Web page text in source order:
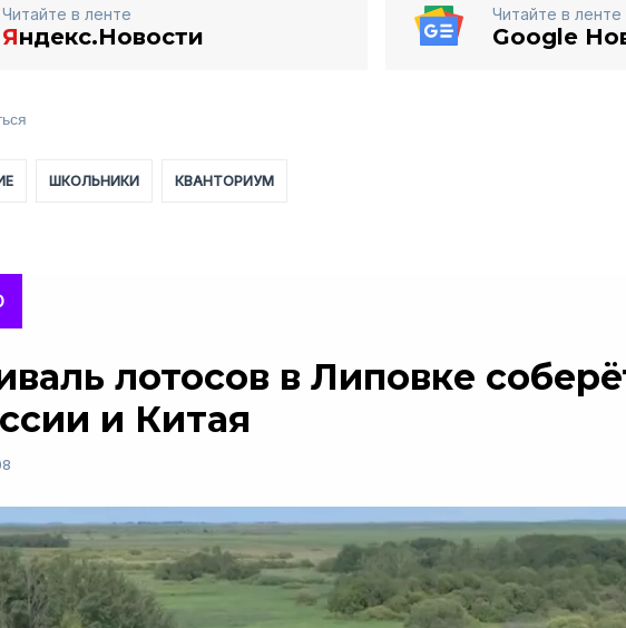
Читайте в ленте
Яндекс.Новости
Читайте в ленте
Google
ШКОЛЬНИКИ КВАНТОРИУМ
лотосов в Липовке
и Китая